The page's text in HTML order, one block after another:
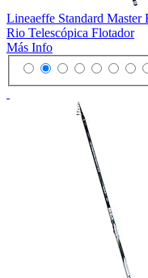
Lineaeffe Standard Master
Rio Telescópica Flotador
Más Info